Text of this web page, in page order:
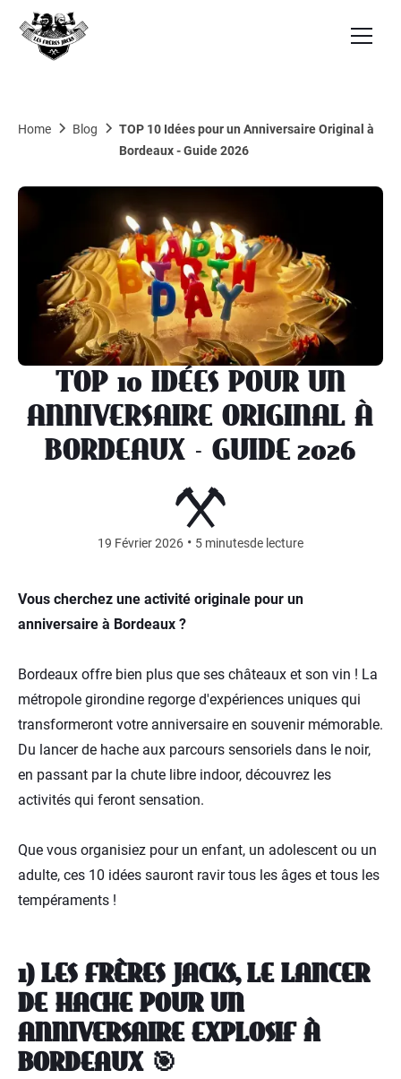
Home Blog
TOP 10 Idées pour un Anniversaire Original à
Bordeaux - Guide 2026
TOP 10 IDÉES POUR UN
ANNIVERSAIRE ORIGINAL À
BORDEAUX - GUIDE 2026
19 Février 2026 • 5 minutesde lecture
Vous cherchez une activité originale pour un
anniversaire à Bordeaux ?
Bordeaux offre bien plus que ses châteaux et son vin ! La
métropole girondine regorge d'expériences uniques qui
transformeront votre anniversaire en souvenir mémorable.
Du lancer de hache aux parcours sensoriels dans le noir,
en passant par la chute libre indoor, découvrez les
activités qui feront sensation.
Que vous organisiez pour un enfant, un adolescent ou un
adulte, ces 10 idées sauront ravir tous les âges et tous les
tempéraments !
1) LES FRÈRES JACKS, LE LANCER
DE HACHE POUR UN
ANNIVERSAIRE EXPLOSIF À
BORDEAUX 🎯